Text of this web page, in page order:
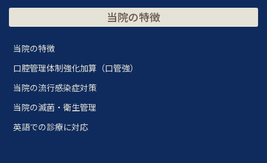
当院の特徴
当院の特徴
口腔管理体制強化加算（口管強）
当院の流行感染症対策
当院の滅菌・衛生管理
英語での診療に対応